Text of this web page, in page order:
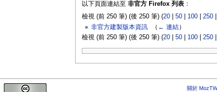
以下頁面連結至 非官方 Firefox 列表：
檢視 (前 250 筆) (後 250 筆) (20| 50| 100| 250
非官方建製版本資訊‎ （ ← 連結）
檢視 (前 250 筆) (後 250 筆) (20| 50| 100| 250
關於